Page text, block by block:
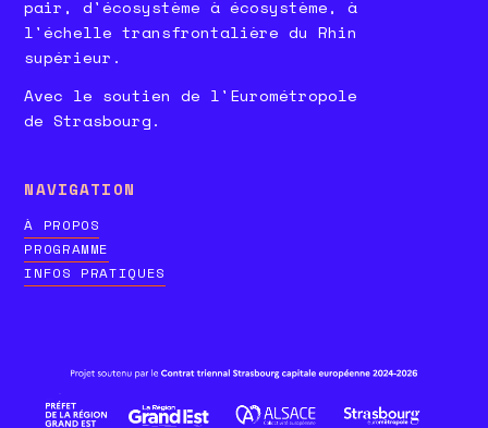
pair, d'écosystème à écosystème, à
l'échelle transfrontalière du Rhin
supérieur.
Avec le soutien de l'Eurométropole
de Strasbourg.
NAVIGATION
À PROPOS
PROGRAMME
INFOS PRATIQUES